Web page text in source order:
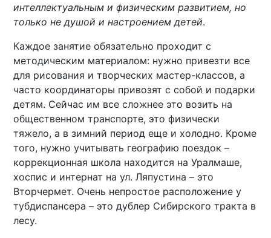
интеллектуальным и физическим развитием, но
только не душой и настроением детей.
Каждое занятие обязательно проходит с
методическим материалом: нужно привезти все
для рисования и творческих мастер-классов, а
часто координаторы привозят с собой и подарки
детям. Сейчас им все сложнее это возить на
общественном транспорте, это физически
тяжело, а в зимний период еще и холодно. Кроме
того, нужно учитывать географию поездок –
коррекционная школа находится на Уралмаше,
хоспис и интернат на ул. Ляпустина – это
Вторчермет. Очень непростое расположение у
тубдиспансера – это дублер Сибирского тракта в
лесу.